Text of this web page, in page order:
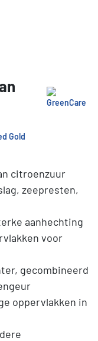
citroenzuur
zeepresten,
aanhechting
voor
gecombineerd
oppervlakken in